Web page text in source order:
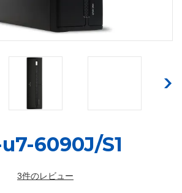
6090J/S1
3件のレビュー